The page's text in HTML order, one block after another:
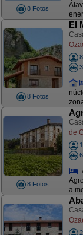
8 Fotos
8 Fotos
El
8 Fotos
de
a